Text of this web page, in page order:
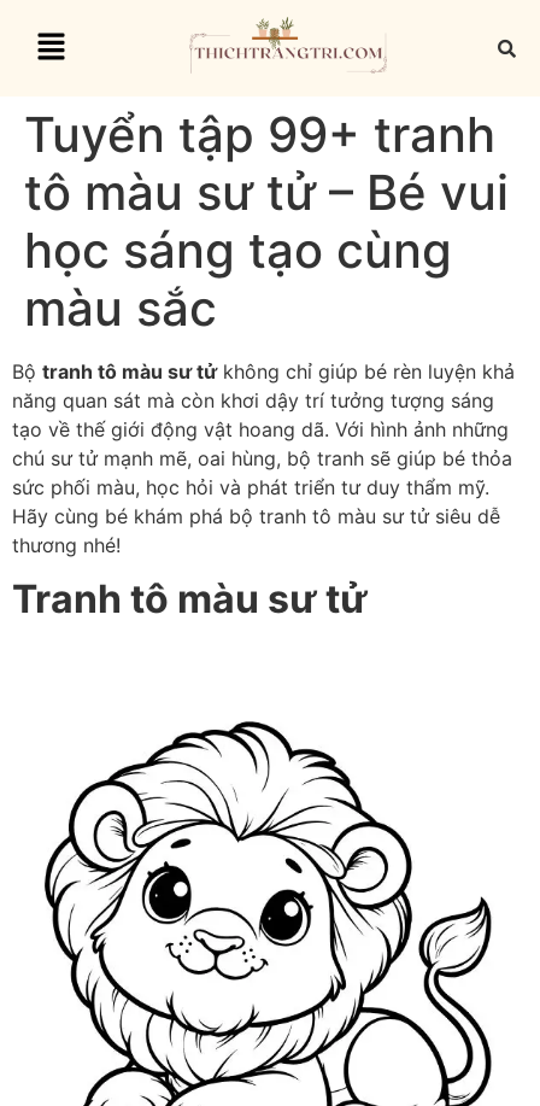
Tuyển tập 99+ tranh
tô màu sư tử – Bé vui
học sáng tạo cùng
màu sắc
Bộ tranh tô màu sư tửkhông chỉ giúp bé rèn luyện khả
năng quan sát mà còn khơi dậy trí tưởng tượng sáng
tạo về thế giới động vật hoang dã. Với hình ảnh những
chú sư tử mạnh mẽ, oai hùng, bộ tranh sẽ giúp bé thỏa
sức phối màu, học hỏi và phát triển tư duy thẩm mỹ.
Hãy cùng bé khám phá bộ tranh tô màu sư tử siêu dễ
thương nhé!
Tranh tô màu sư tử